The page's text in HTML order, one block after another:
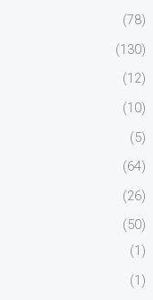
(78)
(130)
(12)
(10)
(5)
(64)
(26)
(50)
(1)
(1)